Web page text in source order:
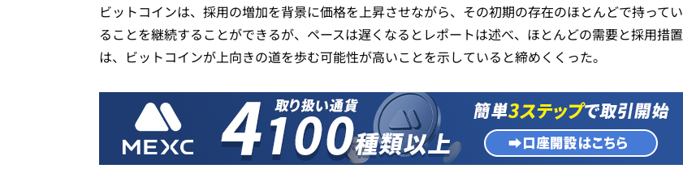
ビットコインは、採用の増加を背景に価格を上昇させながら、その初期の存在のほとんどで持ってい
ることを継続することができるが、ペースは遅くなるとレポートは述べ、ほとんどの需要と採用措置
は、ビットコインが上向きの道を歩む可能性が高いことを示していると締めくくった。